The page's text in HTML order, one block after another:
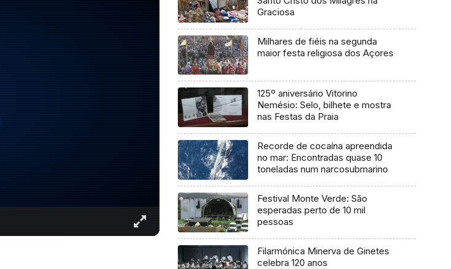
Graciosa
Milhares de fiéis na segunda
maior festa religiosa dos Açores
125º aniversário Vitorino
Nemésio: Selo, bilhete e mostra
nas Festas da Praia
Recorde de cocaína apreendida
no mar: Encontradas quase 10
toneladas num narcosubmarino
Festival Monte Verde: São
esperadas perto de 10 mil
pessoas
Filarmónica Minerva de Ginetes
celebra 120 anos